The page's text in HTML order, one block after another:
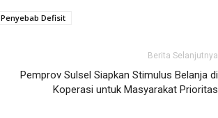
Penyebab Defisit
Berita Selanjutnya
Pemprov Sulsel Siapkan Stimulus Belanja di
Koperasi untuk Masyarakat Prioritas